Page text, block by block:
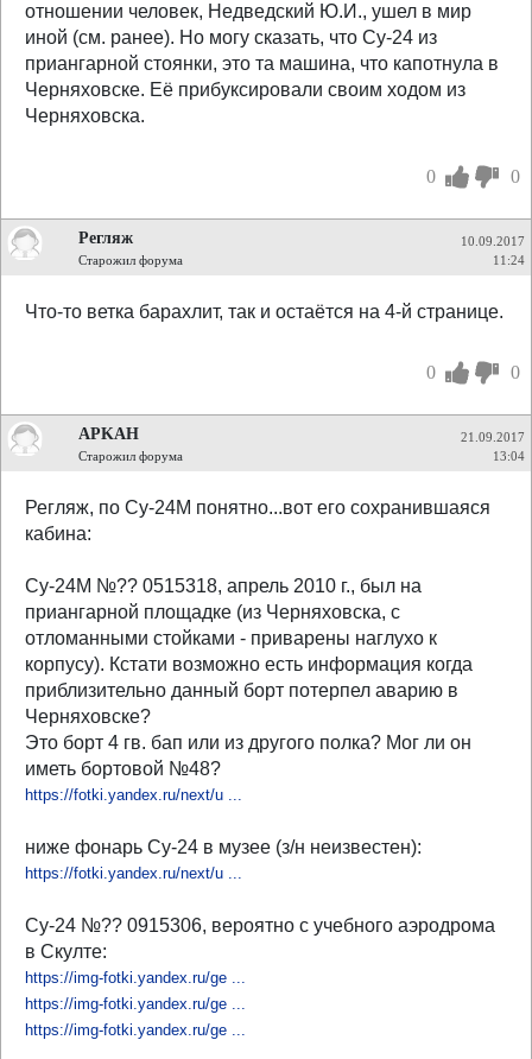
отношении человек, Недведский Ю.И., ушел в мир
иной (см. ранее). Но могу сказать, что Су-24 из
приангарной стоянки, это та машина, что капотнула в
Черняховске. Её прибуксировали своим ходом из
Черняховска.
0 0
Регляж
Старожил форума
10.09.2017
11:24
Что-то ветка барахлит, так и остаётся на 4-й странице.
0 0
APKAH
Старожил форума
21.09.2017
13:04
Регляж, по Су-24М понятно...вот его сохранившаяся
кабина:
Су-24М №?? 0515318, апрель 2010 г., был на
приангарной площадке (из Черняховска, с
отломанными стойками - приварены наглухо к
корпусу). Кстати возможно есть информация когда
приблизительно данный борт потерпел аварию в
Черняховске?
Это борт 4 гв. бап или из другого полка? Мог ли он
иметь бортовой №48?
https://fotki.yandex.ru/next/u ...
ниже фонарь Су-24 в музее (з/н неизвестен):
https://fotki.yandex.ru/next/u ...
Су-24 №?? 0915306, вероятно с учебного аэродрома
в Скулте:
https://img-fotki.yandex.ru/ge ...
https://img-fotki.yandex.ru/ge ...
https://img-fotki.yandex.ru/ge ...